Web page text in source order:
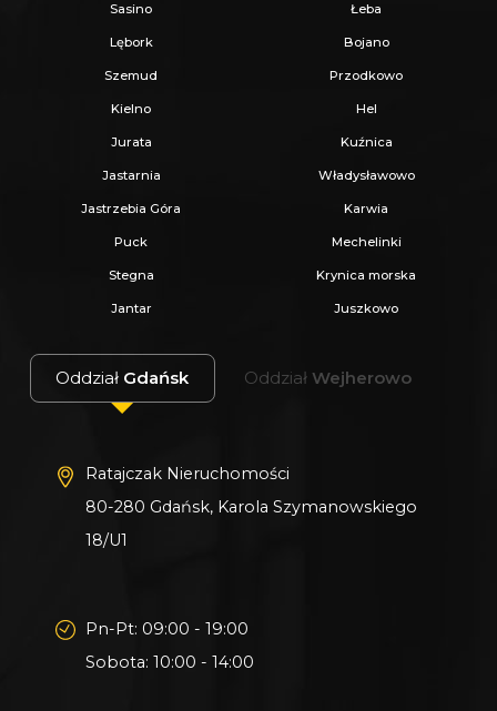
Sasino Łeba
Lębork Bojano
Szemud Przodkowo
Kielno Hel
Jurata Kuźnica
Jastarnia Władysławowo
Jastrzebia Góra Karwia
Puck Mechelinki
Stegna Krynica morska
Jantar Juszkowo
Oddział Gdańsk Oddział Wejherowo
Ratajczak Nieruchomości
80-280 Gdańsk, Karola Szymanowskiego
18/U1
Pn-Pt: 09:00 - 19:00
Sobota: 10:00 - 14:00